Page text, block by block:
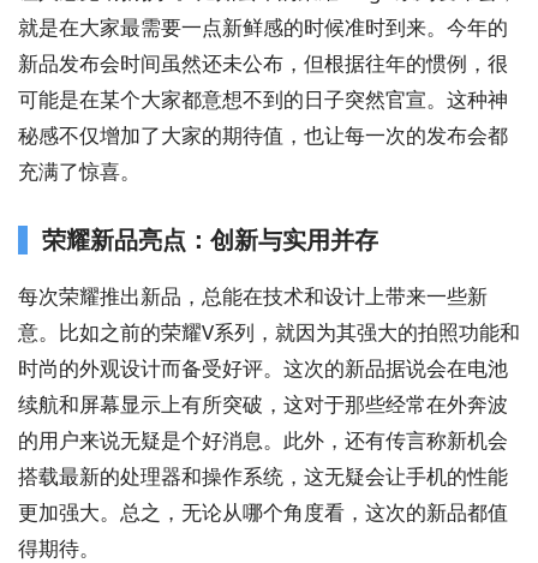
就是在大家最需要一点新鲜感的时候准时到来。今年的
新品发布会时间虽然还未公布，但根据往年的惯例，很
可能是在某个大家都意想不到的日子突然官宣。这种神
秘感不仅增加了大家的期待值，也让每一次的发布会都
充满了惊喜。
荣耀新品亮点：创新与实用并存
每次荣耀推出新品，总能在技术和设计上带来一些新
意。比如之前的荣耀V系列，就因为其强大的拍照功能和
时尚的外观设计而备受好评。这次的新品据说会在电池
续航和屏幕显示上有所突破，这对于那些经常在外奔波
的用户来说无疑是个好消息。此外，还有传言称新机会
搭载最新的处理器和操作系统，这无疑会让手机的性能
更加强大。总之，无论从哪个角度看，这次的新品都值
得期待。